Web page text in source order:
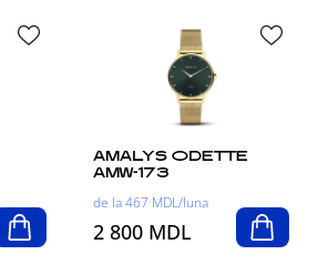
AMALYS ODETTE
AMW-173
de la 467 MDL/luna
2 800 MDL